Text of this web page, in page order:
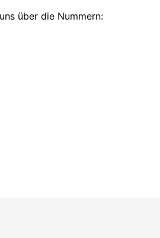
über die Nummern: